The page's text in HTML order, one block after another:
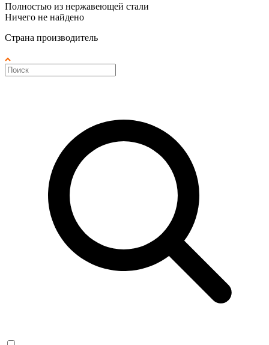
Полностью из нержавеющей стали
Ничего не найдено
Страна производитель